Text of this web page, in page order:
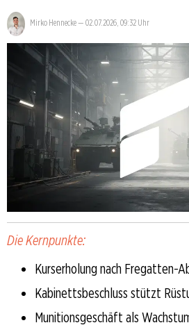
Mirko Hennecke— 02.07.2026, 09:32 Uhr
Die Kernpunkte:
Kurserholung nach Fregatten-
Kabinettsbeschluss stützt
Munitionsgeschäft als